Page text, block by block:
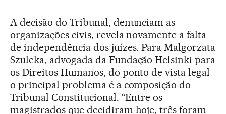
A decisão do Tribunal, denunciam as
organizações civis, revela novamente a falta
de independência dos juízes. Para Malgorzata
Szuleka, advogada da Fundação Helsinki para
os Direitos Humanos, do ponto de vista legal
o principal problema é a composição do
Tribunal Constitucional. “Entre os
magistrados que decidiram hoje, três foram